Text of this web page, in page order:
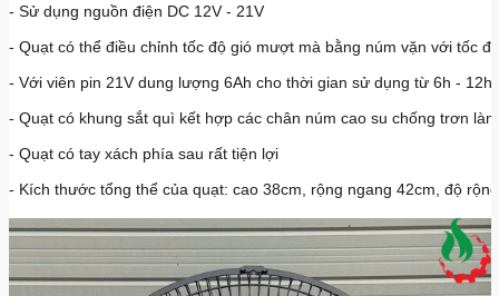
- Sử dụng nguồn điện DC 12V - 21V
- Quạt có thể điều chỉnh tốc độ gió mượt mà bằng núm vặn với tốc
- Với viên pin 21V dung lượng 6Ah cho thời gian sử dụng từ 6h - 12h
- Quạt có khung sắt quì kết hợp các chân núm cao su chống trơn
- Quạt có tay xách phía sau rất tiện lợi
- Kích thước tổng thể của quạt: cao 38cm, rộng ngang 42cm, độ